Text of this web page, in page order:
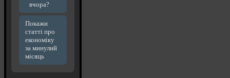
вчора?
Покажи
статті про
економіку
за минулий
місяць